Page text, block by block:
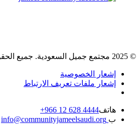
© 2025 مجتمع جميل السعودية. جميع الحقوق محفوظة بالكامل.
إشعار الخصوصية
إشعار ملفات تعريف الارتباط
هاتف4444 628 12 966+
ب